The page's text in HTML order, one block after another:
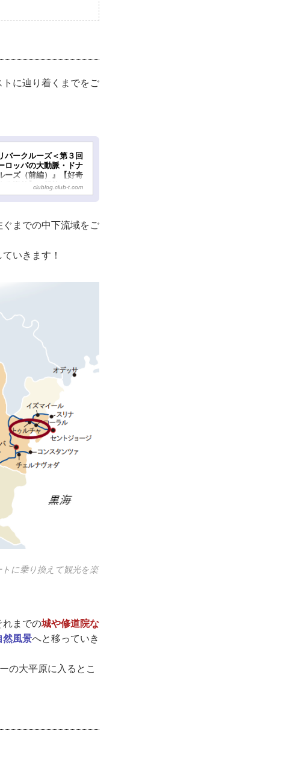
に辿り着くまでをご
バークルーズ＜第３回
ロッパの大動脈・ドナ
ーズ（前編）』【好奇
る海外】＜船旅チャン
クラブログ ～スタッ
～｜クラブツーリズム
船旅チャンネルでは、ドナウ
、ヨーロッパの発展に深く関
した。ドナウ川は非常に長
ねます。
clublog.club-t.com
までの中下流域をご
いきます！
に乗り換えて観光を楽
れまでの城や修道院な
然風景へと移っていき
の大平原に入るとこ